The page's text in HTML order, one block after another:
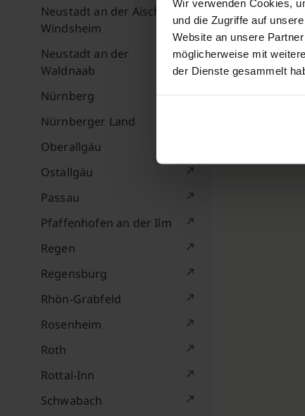
Wir verwenden Cookies,
und die Zugriffe auf
Website an unsere
möglicherweise mit
der Dienste gesammelt
Neustadt an der Aisch-Bad
Windsheim
Neustadt an der
Waldnaab
Nürnberg
Nürnberger Land
Oberallgäu
Ostallgäu
Passau
Pfaffenhofen an der Ilm
Regen
Regensburg
Rhön-Grabfeld
Rosenheim
Roth
Rottal-Inn
Schwabach